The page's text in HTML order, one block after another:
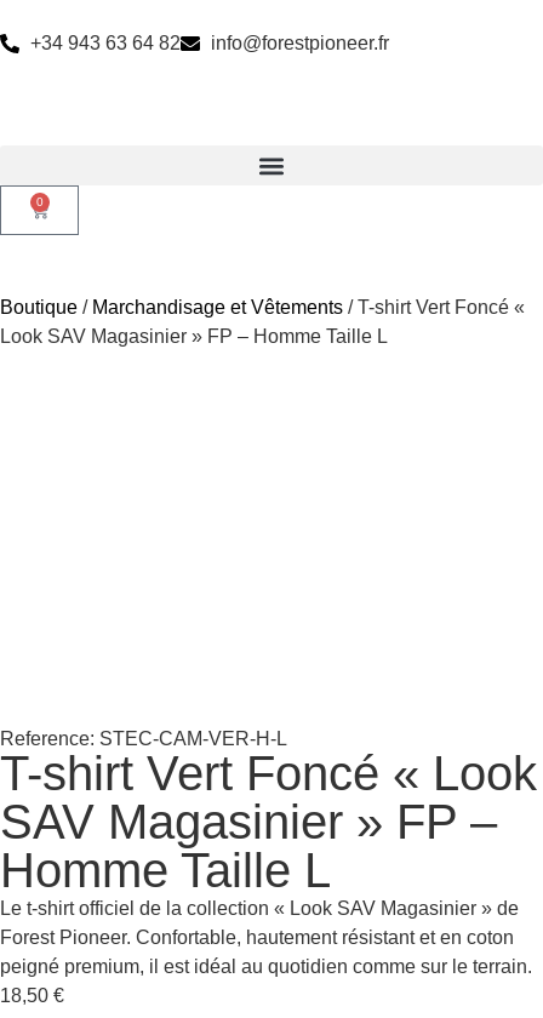
+34 943 63 64 82 info@forestpioneer.fr
0
Boutique / Marchandisage et Vêtements / T-shirt Vert Foncé «
Look SAV Magasinier » FP – Homme Taille L
Reference: STEC-CAM-VER-H-L
T-shirt Vert Foncé « Look
SAV Magasinier » FP –
Homme Taille L
Le t-shirt officiel de la collection « Look SAV Magasinier » de
Forest Pioneer. Confortable, hautement résistant et en coton
peigné premium, il est idéal au quotidien comme sur le terrain.
18,50 €